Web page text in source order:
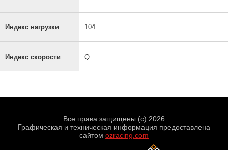
Индекс нагрузки 104
Индекс скорости Q
Все права защищены (с) 2026
Графическая и техническая информация предоставлена
сайтом ozracing.com